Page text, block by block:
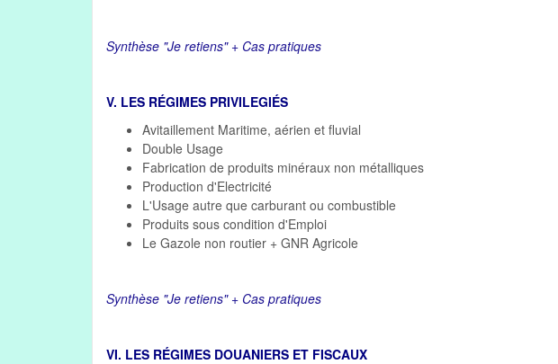
Synthèse "Je retiens" + Cas pratiques
V. LES RÉGIMES PRIVILEGIÉS
Avitaillement Maritime, aérien et fluvial
Double Usage
Fabrication de produits minéraux non métalliques
Production d'Electricité
L'Usage autre que carburant ou combustible
Produits sous condition d'Emploi
Le Gazole non routier + GNR Agricole
Synthèse "Je retiens" + Cas pratiques
VI. LES RÉGIMES DOUANIERS ET FISCAUX